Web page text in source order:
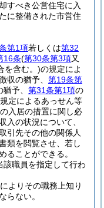
すべき公営住宅に入
に整備された市営住
第1項若しくは第32
16条(第30条第3項又
を含む。)の規定によ
収の猶予、 第19条第
予、 第31条第1項の
定によるあっせん等
入居の措置に関し必
入の状況について、
引先その他の関係人
類を閲覧させ、若し
ることができる。
該職員を指定して行わ
よりその職務上知り
らない。